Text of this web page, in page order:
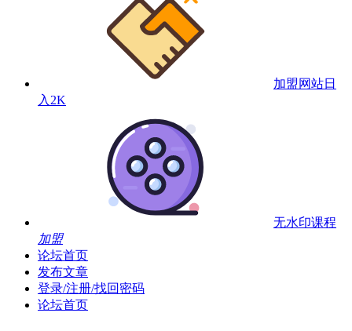
加盟网站日
入2K
无水印课程
加盟
论坛首页
发布文章
登录/注册/找回密码
论坛首页